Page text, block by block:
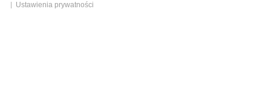
Ustawienia prywatności